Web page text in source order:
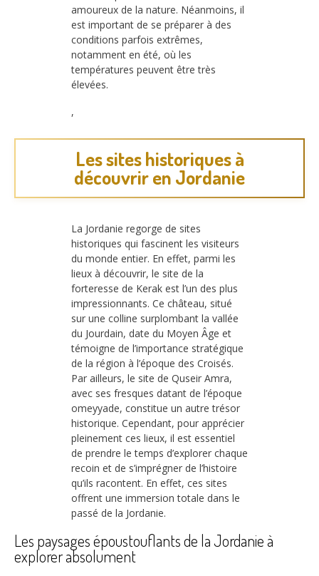
amoureux de la nature. Néanmoins, il
est important de se préparer à des
conditions parfois extrêmes,
notamment en été, où les
températures peuvent être très
élevées.
,
Les sites historiques à
découvrir en Jordanie
La Jordanie regorge de sites
historiques qui fascinent les visiteurs
du monde entier. En effet, parmi les
lieux à découvrir, le site de la
forteresse de Kerak est l’un des plus
impressionnants. Ce château, situé
sur une colline surplombant la vallée
du Jourdain, date du Moyen Âge et
témoigne de l’importance stratégique
de la région à l’époque des Croisés.
Par ailleurs, le site de Quseir Amra,
avec ses fresques datant de l’époque
omeyyade, constitue un autre trésor
historique. Cependant, pour apprécier
pleinement ces lieux, il est essentiel
de prendre le temps d’explorer chaque
recoin et de s’imprégner de l’histoire
qu’ils racontent. En effet, ces sites
offrent une immersion totale dans le
passé de la Jordanie.
Les paysages époustouflants de la Jordanie à
explorer absolument